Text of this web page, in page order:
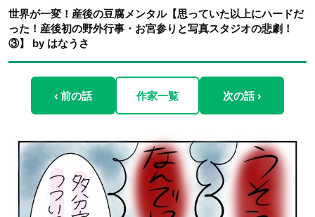
世界が一変！産後の豆腐メンタル【思っていた以上にハードだ
った！産後初の野外行事・お宮参りと写真スタジオの悲劇！
③】 by はなうさ
‹ 前の話 作家一覧 次の話 ›